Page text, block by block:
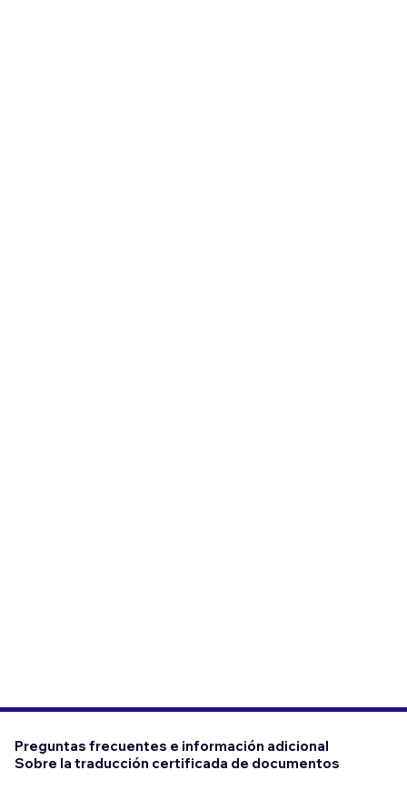
Preguntas frecuentes e información adicional
Sobre la traducción certificada de documentos